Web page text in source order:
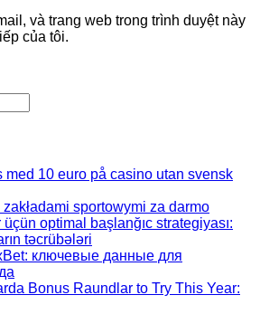
và trang web trong trình duyệt này
của tôi.
med 10 euro på casino utan svensk
sportowymi za darmo
optimal başlanğıc strategiyası:
təcrübələri
ключевые данные для
Bonus Raundlar to Try This Year: